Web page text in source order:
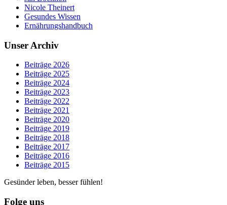
Nicole Theinert
Gesundes Wissen
Ernährungshandbuch
Unser Archiv
Beiträge 2026
Beiträge 2025
Beiträge 2024
Beiträge 2023
Beiträge 2022
Beiträge 2021
Beiträge 2020
Beiträge 2019
Beiträge 2018
Beiträge 2017
Beiträge 2016
Beiträge 2015
Gesünder leben, besser fühlen!
Folge uns